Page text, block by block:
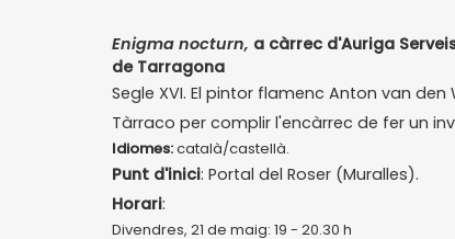
Enigma nocturn, a càrrec d'Auriga
de Tarragona
Segle XVI. El pintor flamenc Anton van
Tàrraco per complir l'encàrrec de fer un
Idiomes:català/castellà.
Punt d'inici: Portal del Roser (Muralles).
Horari:
Divendres, 21 de maig: 19 - 20.30 h